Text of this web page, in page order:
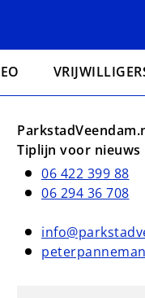
Tiplijn voor nieuws
06 422 399 88
06 294 36 708